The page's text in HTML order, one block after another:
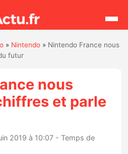
» Nintendo » Nintendo France nous
futur
nous
et parle
2019 à 10:07 - Temps de